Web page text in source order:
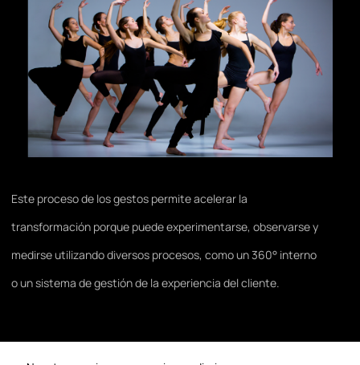
Este proceso de los gestos permite acelerar la
transformación porque puede experimentarse, observarse y
medirse utilizando diversos procesos, como un 360° interno
o un sistema de gestión de la experiencia del cliente.